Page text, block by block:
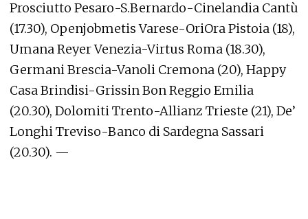
Prosciutto Pesaro-S.Bernardo-Cinelandia Cantù
(17.30), Openjobmetis Varese-OriOra Pistoia (18),
Umana Reyer Venezia-Virtus Roma (18.30),
Germani Brescia-Vanoli Cremona (20), Happy
Casa Brindisi-Grissin Bon Reggio Emilia
(20.30), Dolomiti Trento-Allianz Trieste (21), De’
Longhi Treviso-Banco di Sardegna Sassari
(20.30). —